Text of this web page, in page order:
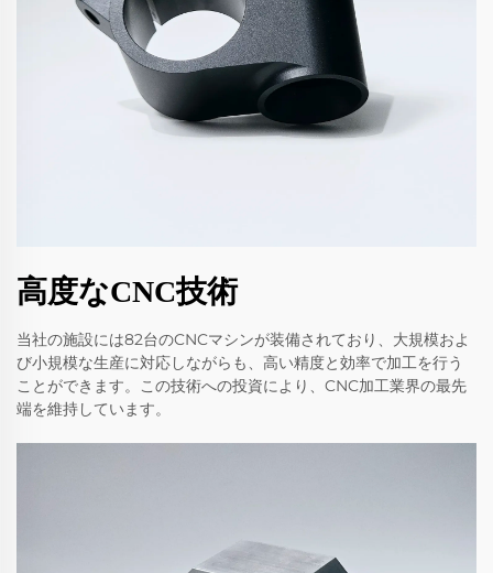
高度なCNC技術
当社の施設には82台のCNCマシンが装備されており、大規模およ
び小規模な生産に対応しながらも、高い精度と効率で加工を行う
ことができます。この技術への投資により、CNC加工業界の最先
端を維持しています。